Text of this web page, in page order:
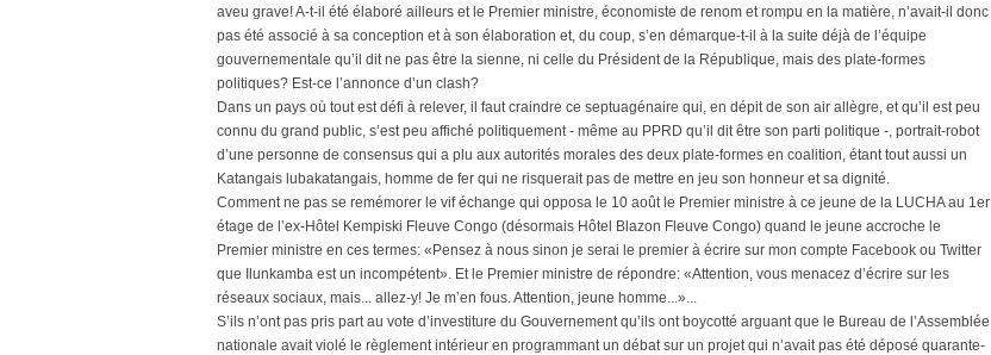
aveu grave! A-t-il été élaboré ailleurs et le Premier ministre, économiste de renom et rompu en la matière, n’avait-il donc
pas été associé à sa conception et à son élaboration et, du coup, s’en démarque-t-il à la suite déjà de l’équipe
gouvernementale qu’il dit ne pas être la sienne, ni celle du Président de la République, mais des plate-formes
politiques? Est-ce l’annonce d’un clash?
Dans un pays où tout est défi à relever, il faut craindre ce septuagénaire qui, en dépit de son air allègre, et qu’il est peu
connu du grand public, s’est peu affiché politiquement - même au PPRD qu’il dit être son parti politique -, portrait-robot
d’une personne de consensus qui a plu aux autorités morales des deux plate-formes en coalition, étant tout aussi un
Katangais lubakatangais, homme de fer qui ne risquerait pas de mettre en jeu son honneur et sa dignité.
Comment ne pas se remémorer le vif échange qui opposa le 10 août le Premier ministre à ce jeune de la LUCHA au 1er
étage de l’ex-Hôtel Kempiski Fleuve Congo (désormais Hôtel Blazon Fleuve Congo) quand le jeune accroche le
Premier ministre en ces termes: «Pensez à nous sinon je serai le premier à écrire sur mon compte Facebook ou Twitter
que Ilunkamba est un incompétent». Et le Premier ministre de répondre: «Attention, vous menacez d’écrire sur les
réseaux sociaux, mais... allez-y! Je m’en fous. Attention, jeune homme...»...
S’ils n’ont pas pris part au vote d’investiture du Gouvernement qu’ils ont boycotté arguant que le Bureau de l’Assemblée
nationale avait violé le règlement intérieur en programmant un débat sur un projet qui n’avait pas été déposé quarante-